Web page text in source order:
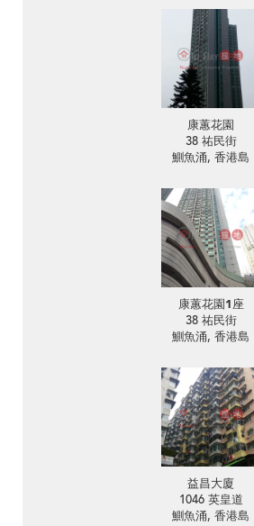
康蕙花園
38 祐民街
鰂魚涌, 香港島
康蕙花園1座
38 祐民街
鰂魚涌, 香港島
益昌大廈
1046 英皇道
鰂魚涌, 香港島